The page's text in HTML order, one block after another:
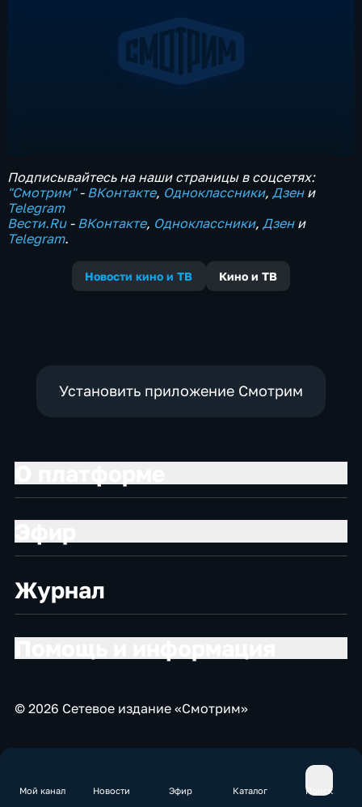
Мой канал Новости Эфир Каталог Поиск
Подписывайтесь на наши страницы в соцсетях:
"Смотрим"‐ ВКонтакте, Одноклассники,Дзени
Telegram
Вести.Ru‐ ВКонтакте, Одноклассники,Дзени
Telegram.
Новости кино и ТВ Кино и ТВ
Установить приложение Смотрим
Журнал
© 2026 Сетевое издание «Смотрим»